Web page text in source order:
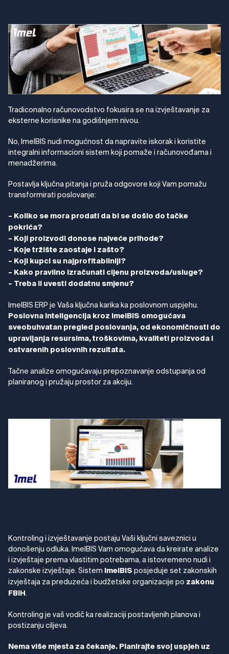
Tradiconalno računovodstvo fokusira se na izvještavanje za
eksterne korisnike na godišnjem nivou.
No, ImelBIS nudi mogućnost da napravite iskorak i koristite
integralni informacioni sistem koji pomaže i računovođama i
menadžerima.
Postavlja ključna pitanja i pruža odgovore koji Vam pomažu
transformirati poslovanje:
– Koliko se mora prodati da bi se došlo do tačke
pokrića?
– Koji proizvodi donose najveće prihode?
– Koje tržište zaostaje i zašto?
– Koji kupci su najprofitabilniji?
– Kako pravilno izračunati cijenu proizvoda/usluge?
– Treba li uvesti dodatnu smjenu?
ImelBIS ERP je Vaša ključna karika ka poslovnom uspjehu.
Poslovna inteligencija kroz ImelBIS omogućava
sveobuhvatan pregled poslovanja, od ekonomičnosti do
upravljanja resursima, troškovima, kvaliteti proizvoda i
ostvarenih poslovnih rezultata.
Tačne analize omogućavaju prepoznavanje odstupanja od
planiranog i pružaju prostor za akciju.
Kontroling i izvještavanje postaju Vaši ključni saveznici u
donošenju odluka. ImelBIS Vam omogućava da kreirate analize
i izvještaje prema vlastitim potrebama, a istovremeno nudi i
zakonske izvještaje. Sistem
ImelBIS posjeduje set zakonskih
izvještaja za preduzeća i budžetske organizacije po zakonu
FBiH .
Kontroling je vaš vodič ka realizaciji postavljenih planova i
postizanju ciljeva.
Nema više mjesta za čekanje. Planirajte svoj uspjeh uz